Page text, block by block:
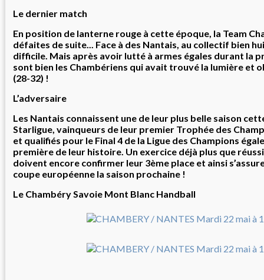
Le dernier match
En position de lanterne rouge à cette époque, la Team
défaites de suite... Face à des Nantais, au collectif bien
difficile. Mais après avoir lutté à armes égales durant la
sont bien les Chambériens qui avait trouvé la lumière et
(28-32) !
L’adversaire
Les Nantais connaissent une de leur plus belle saison
Starligue, vainqueurs de leur premier Trophée des
et qualifiés pour le Final 4 de la Ligue des Champions
première de leur histoire. Un exercice déjà plus que
doivent encore confirmer leur 3ème place et ainsi
coupe européenne la saison prochaine !
Le Chambéry Savoie Mont Blanc Handball